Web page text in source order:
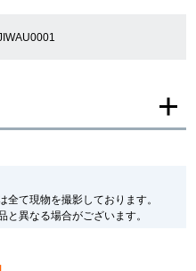
て現物を撮影しております。
異なる場合がございます。
いますのでご了承下さいませ。
される場合がございますが、在庫品
ご了承の程お願いいたします。
は現品を撮影しております。